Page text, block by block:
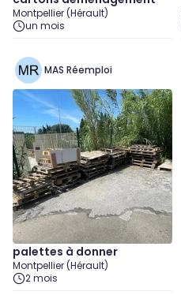
Montpellier (Hérault)
un mois
MAS Réemploi
palettes à donner
Montpellier (Hérault)
2 mois